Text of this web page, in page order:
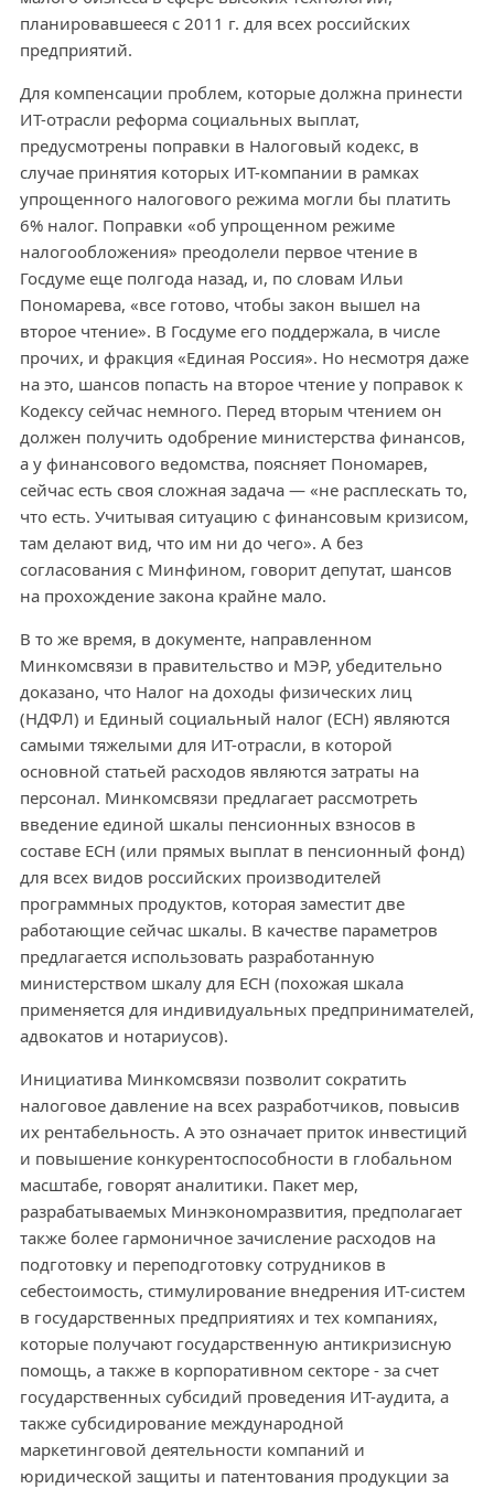
планировавшееся с 2011 г. для всех российских
предприятий.
Для компенсации проблем, которые должна принести
ИТ-отрасли реформа социальных выплат,
предусмотрены поправки в Налоговый кодекс, в
случае принятия которых ИТ-компании в рамках
упрощенного налогового режима могли бы платить
6% налог. Поправки «об упрощенном режиме
налогообложения» преодолели первое чтение в
Госдуме еще полгода назад, и, по словам Ильи
Пономарева, «все готово, чтобы закон вышел на
второе чтение». В Госдуме его поддержала, в числе
прочих, и фракция «Единая Россия». Но несмотря даже
на это, шансов попасть на второе чтение у поправок к
Кодексу сейчас немного. Перед вторым чтением он
должен получить одобрение министерства финансов,
а у финансового ведомства, поясняет Пономарев,
сейчас есть своя сложная задача — «не расплескать то,
что есть. Учитывая ситуацию с финансовым кризисом,
там делают вид, что им ни до чего». А без
согласования с Минфином, говорит депутат, шансов
на прохождение закона крайне мало.
В то же время, в документе, направленном
Минкомсвязи в правительство и МЭР, убедительно
доказано, что Налог на доходы физических лиц
(НДФЛ) и Единый социальный налог (ЕСН) являются
самыми тяжелыми для ИТ-отрасли, в которой
основной статьей расходов являются затраты на
персонал. Минкомсвязи предлагает рассмотреть
введение единой шкалы пенсионных взносов в
составе ЕСН (или прямых выплат в пенсионный фонд)
для всех видов российских производителей
программных продуктов, которая заместит две
работающие сейчас шкалы. В качестве параметров
предлагается использовать разработанную
министерством шкалу для ЕСН (похожая шкала
применяется для индивидуальных предпринимателей,
адвокатов и нотариусов).
Инициатива Минкомсвязи позволит сократить
налоговое давление на всех разработчиков, повысив
их рентабельность. А это означает приток инвестиций
и повышение конкурентоспособности в глобальном
масштабе, говорят аналитики. Пакет мер,
разрабатываемых Минэкономразвития, предполагает
также более гармоничное зачисление расходов на
подготовку и переподготовку сотрудников в
себестоимость, стимулирование внедрения ИТ-систем
в государственных предприятиях и тех компаниях,
которые получают государственную антикризисную
помощь, а также в корпоративном секторе - за счет
государственных субсидий проведения ИТ-аудита, а
также субсидирование международной
маркетинговой деятельности компаний и
юридической защиты и патентования продукции за